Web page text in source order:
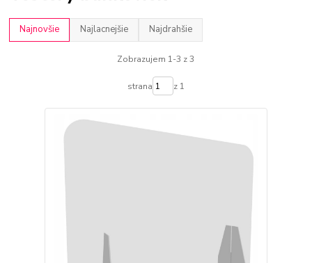
Najnovšie Najlacnejšie Najdrahšie
Zobrazujem 1-3 z 3
strana z 1